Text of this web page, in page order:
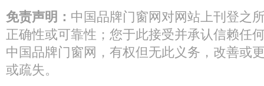
免责声明： 中国品牌门窗网对网站上刊登之
正确性或可靠性；您于此接受并承认信赖任
中国品牌门窗网，有权但无此义务，改善或
或疏失。